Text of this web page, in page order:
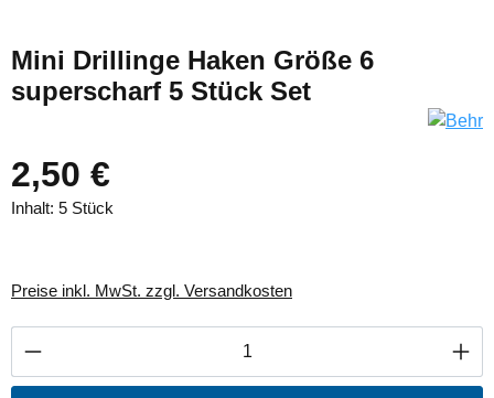
Mini Drillinge Haken Größe 6
superscharf 5 Stück Set
2,50 €
Inhalt: 5 Stück
Preise inkl. MwSt. zzgl. Versandkosten
Produkt Anzahl: Gib den gewünschten